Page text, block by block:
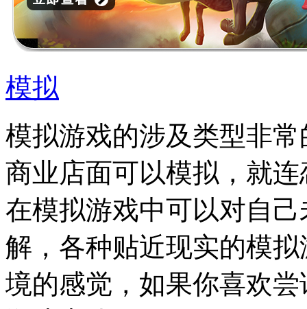
模拟
模拟游戏的涉及类型非
商业店面可以模拟，就
在模拟游戏中可以对自
解，各种贴近现实的模
境的感觉，如果你喜欢